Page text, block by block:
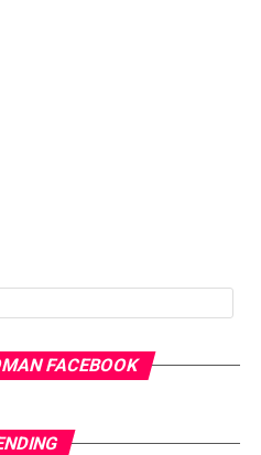
σας και συζητήστε την
FACEBOOK